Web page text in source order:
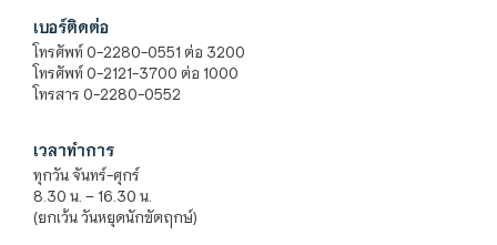
เบอร์ติดต่อ
โทรศัพท์ 0-2280-0551 ต่อ 3200
โทรศัพท์ 0-2121-3700 ต่อ 1000
โทรสาร 0-2280-0552
เวลาทำการ
ทุกวัน จันทร์-ศุกร์
8.30 น. – 16.30 น.
(ยกเว้น วันหยุดนักขัตฤกษ์)